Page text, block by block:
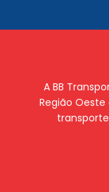
A BB
Região